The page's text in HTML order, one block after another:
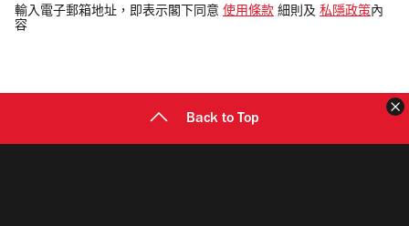
電
郵
輸入電子郵箱地址，即表示閣下同意 使用條款 細則及 私隱政策 內
容
Back to Top